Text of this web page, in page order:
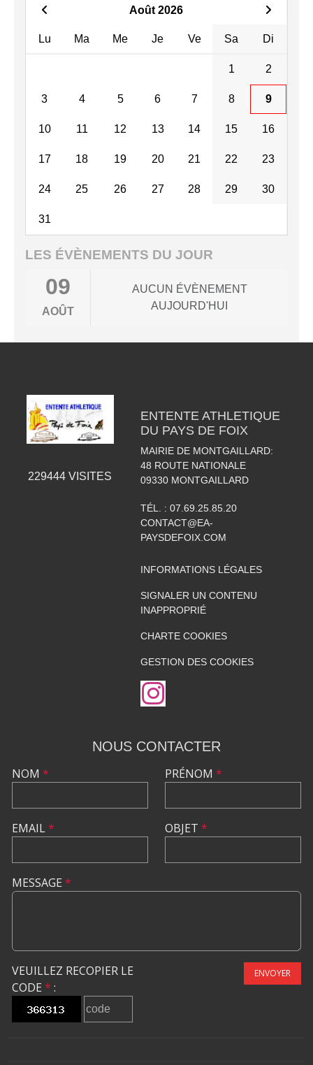
Août 2026
Lu Ma Me Je Ve Sa Di
1 2
3 4 5 6 7 8 9
10 11 12 13 14 15 16
17 18 19 20 21 22 23
24 25 26 27 28 29 30
31
LES ÉVÈNEMENTS DU JOUR
09
AOÛT
AUCUN ÉVÈNEMENT
AUJOURD'HUI
229444 VISITES
ENTENTE ATHLETIQUE
DU PAYS DE FOIX
MAIRIE DE MONTGAILLARD:
48 ROUTE NATIONALE
09330 MONTGAILLARD
TÉL. : 07.69.25.85.20
CONTACT@EA-
PAYSDEFOIX.COM
INFORMATIONS LÉGALES
SIGNALER UN CONTENU
INAPPROPRIÉ
CHARTE COOKIES
GESTION DES COOKIES
NOUS CONTACTER
NOM *
EMAIL*
PRÉNOM *
OBJET *
MESSAGE *
VEUILLEZ RECOPIER LE
CODE * :
ENVOYER